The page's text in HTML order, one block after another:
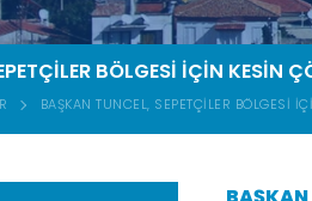
BÖLGESI IÇIN KESIN
BAŞKAN TUNCEL, SEPETÇILER BÖLGESI